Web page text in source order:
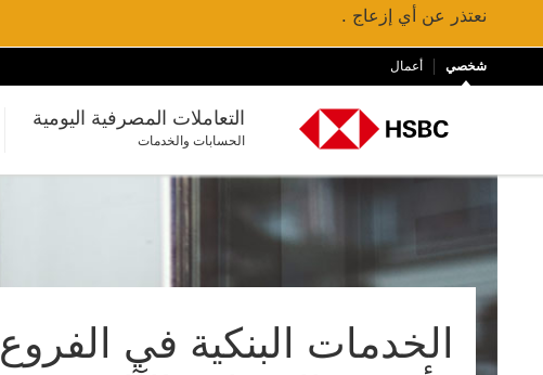
نعتذر عن أي إزعاج .
شخصي أعمال
التعاملات المصرفية اليومية
الحسابات والخدمات
الخدمات البنكية في الفروع